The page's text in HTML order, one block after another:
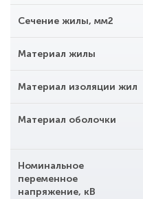
Сечение жилы, мм2
Материал жилы
Материал изоляции жил
Материал оболочки
Номинальное
переменное
напряжение, кВ